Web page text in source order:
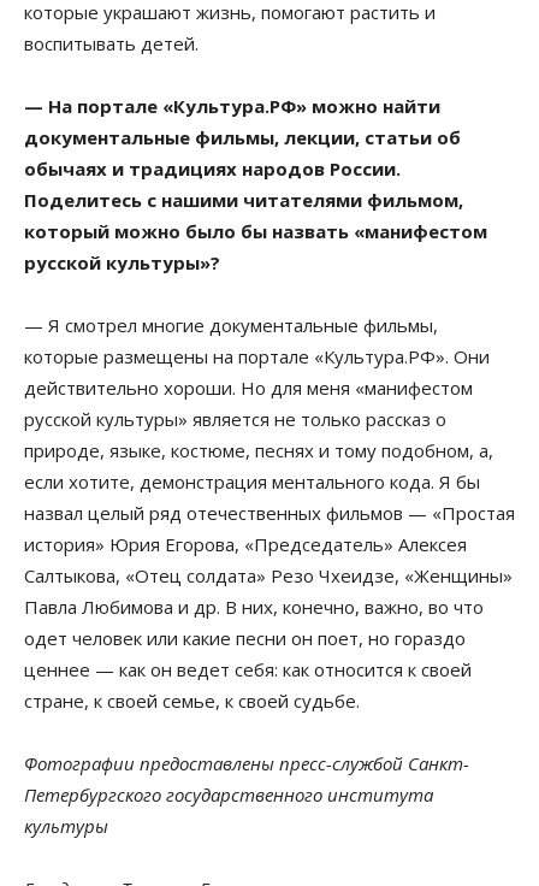
которые украшают жизнь, помогают растить и
воспитывать детей.
— На портале «Культура.РФ» можно найти
документальные фильмы, лекции, статьи об
обычаях и традициях народов России.
Поделитесь с нашими читателями фильмом,
который можно было бы назвать «манифестом
русской культуры»?
— Я смотрел многие документальные фильмы,
которые размещены на портале «Культура.РФ». Они
действительно хороши. Но для меня «манифестом
русской культуры» является не только рассказ о
природе, языке, костюме, песнях и тому подобном, а,
если хотите, демонстрация ментального кода. Я бы
назвал целый ряд отечественных фильмов — «Простая
история» Юрия Егорова, «Председатель» Алексея
Салтыкова, «Отец солдата» Резо Чхеидзе, «Женщины»
Павла Любимова и др. В них, конечно, важно, во что
одет человек или какие песни он поет, но гораздо
ценнее — как он ведет себя: как относится к своей
стране, к своей семье, к своей судьбе.
Фотографии предоставлены пресс-службой Санкт-
Петербургского государственного института
культуры